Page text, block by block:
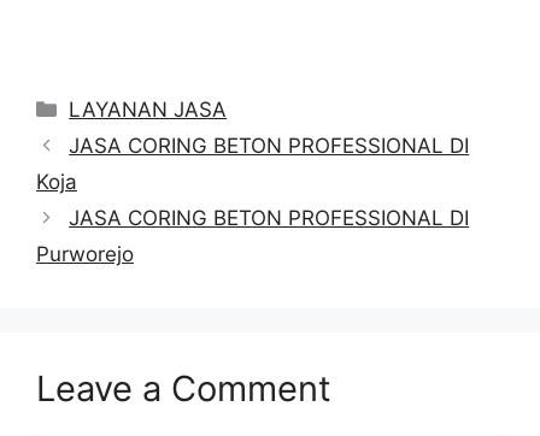
Categories
LAYANAN JASA
JASA CORING BETON PROFESSIONAL DI
Koja
JASA CORING BETON PROFESSIONAL DI
Purworejo
Leave a Comment